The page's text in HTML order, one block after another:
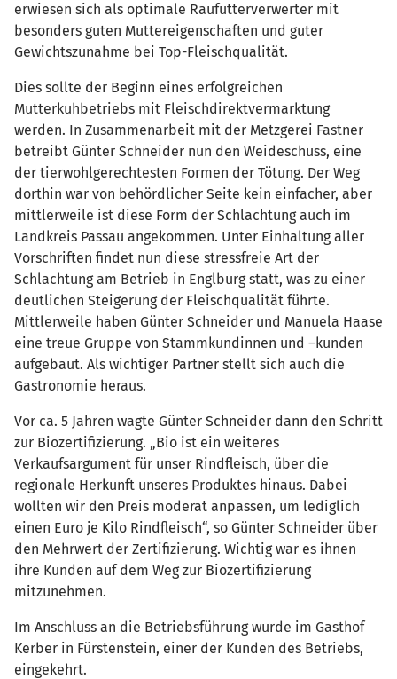
erwiesen sich als optimale Raufutterverwerter mit
besonders guten Muttereigenschaften und guter
Gewichtszunahme bei Top-Fleischqualität.
Dies sollte der Beginn eines erfolgreichen
Mutterkuhbetriebs mit Fleischdirektvermarktung
werden. In Zusammenarbeit mit der Metzgerei Fastner
betreibt Günter Schneider nun den Weideschuss, eine
der tierwohlgerechtesten Formen der Tötung. Der Weg
dorthin war von behördlicher Seite kein einfacher, aber
mittlerweile ist diese Form der Schlachtung auch im
Landkreis Passau angekommen. Unter Einhaltung aller
Vorschriften findet nun diese stressfreie Art der
Schlachtung am Betrieb in Englburg statt, was zu einer
deutlichen Steigerung der Fleischqualität führte.
Mittlerweile haben Günter Schneider und Manuela Haase
eine treue Gruppe von Stammkundinnen und –kunden
aufgebaut. Als wichtiger Partner stellt sich auch die
Gastronomie heraus.
Vor ca. 5 Jahren wagte Günter Schneider dann den Schritt
zur Biozertifizierung. „Bio ist ein weiteres
Verkaufsargument für unser Rindfleisch, über die
regionale Herkunft unseres Produktes hinaus. Dabei
wollten wir den Preis moderat anpassen, um lediglich
einen Euro je Kilo Rindfleisch“, so Günter Schneider über
den Mehrwert der Zertifizierung. Wichtig war es ihnen
ihre Kunden auf dem Weg zur Biozertifizierung
mitzunehmen.
Im Anschluss an die Betriebsführung wurde im Gasthof
Kerber in Fürstenstein, einer der Kunden des Betriebs,
eingekehrt.